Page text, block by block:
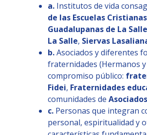
a. Institutos de vida
de las Escuelas Cristianas
Guadalupanas de La Salle
La Salle, Siervas
b.Asociados y diferentes
fraternidades (Hermanos
compromiso público:
Fidei, Fraternidades
comunidades de Asociados
c. Personas que integran
personal, espiritualidad y